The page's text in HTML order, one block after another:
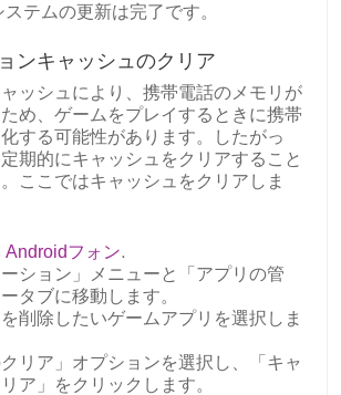
テムの更新は完了です。
ンキャッシュのクリア
ッシュにより、携帯電話のメモリが
め、ゲームをプレイするときに携帯
する可能性があります。したがっ
期的にキャッシュをクリアすること
ここではキャッシュをクリアしま
Androidフォン.
ーション」メニューと「アプリの管
タブに移動します。
削除したいゲームアプリを選択しま
クリア」オプションを選択し、「キャ
ア」をクリックします。